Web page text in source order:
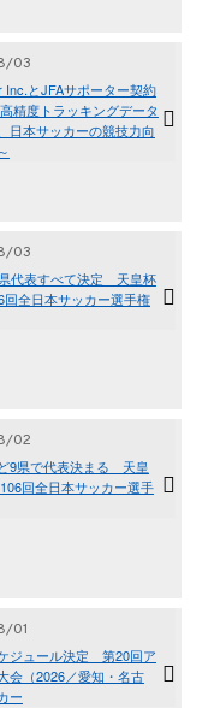
03
Inc.とJFAサポーター契約
精度トラッキングデータ
日本サッカーの競技力向
03
代表すべて決定 天皇杯
回全日本サッカー選手権
02
9県で代表決まる 天皇
回全日本サッカー選手
01
ジュール決定 第20回ア
会（2026／愛知・名古
ー